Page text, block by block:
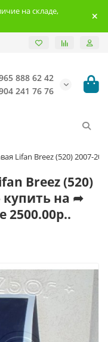
на складе,
888 62 42
241 76 76
Lifan Breez (520) 2007-
Breez (520)
купить на ➦
2500.00р..